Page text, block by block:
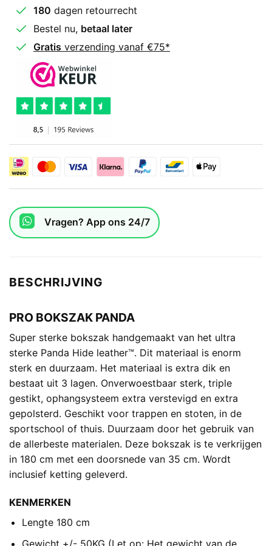
180 dagen retourrecht
Bestel nu, betaal later
Gratis verzending vanaf €75*
Vragen? App ons 24/7
BESCHRIJVING
PRO BOKSZAK PANDA
Super sterke bokszak handgemaakt van het ultra
sterke Panda Hide leather™. Dit materiaal is enorm
sterk en duurzaam. Het materiaal is extra dik en
bestaat uit 3 lagen. Onverwoestbaar sterk, triple
gestikt, ophangsysteem extra verstevigd en extra
gepolsterd. Geschikt voor trappen en stoten, in de
sportschool of thuis. Duurzaam door het gebruik van
de allerbeste materialen. Deze bokszak is te verkrijgen
in 180 cm met een doorsnede van 35 cm. Wordt
inclusief ketting geleverd.
KENMERKEN
Lengte 180 cm
Gewicht +/- 50KG (Let op: Het gewicht van de